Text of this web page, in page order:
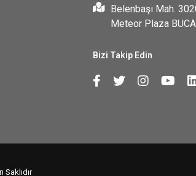
Belenbaşı Mah.
Meteor Plaza
Bizi Takip Edin
Saklıdır